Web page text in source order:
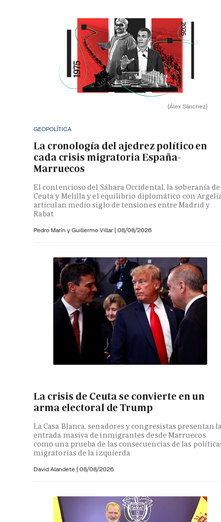
(Álex Sánchez)
GEOPOLÍTICA
La cronología del ajedrez político en
cada crisis migratoria España-
Marruecos
El contencioso del Sáhara Occidental, la soberanía de
Ceuta y Melilla y el equilibrio diplomático con
articulan medio siglo de tensiones entre Madrid y
Rabat
Pedro Marín y Guillermo Villar | 08/08/2026
La crisis de Ceuta se convierte en un
arma electoral de Trump
La Casa Blanca, senadores y congresistas presentan
entrada masiva de inmigrantes desde Marruecos
como una prueba de las consecuencias de las
migratorias de la izquierda
David Alandete | 08/08/2026